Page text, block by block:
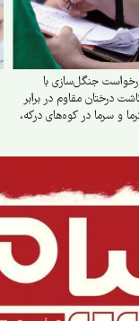
جنگل‌سازی با
درختان مقاوم در برابر
و سرما در کوه‌های درکه،